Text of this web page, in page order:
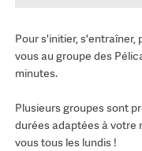
Pour s'initier, s'entraîner,
vous au groupe des
minutes.
Plusieurs groupes sont
durées adaptées à votre
vous tous les lundis !